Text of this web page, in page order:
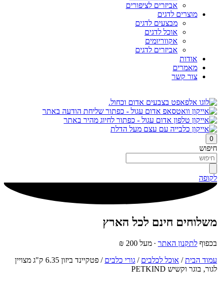
אביזרים לציפורים
מוצרים לדגים
מבצעים לדגים
אוכל לדגים
אקווריומים
אביזרים לדגים
אודות
מאמרים
צור קשר
0
חיפוש
לקופה
משלוחים חינם לכל הארץ
בכפוף לתקנון האתר ∙ מעל 200 ₪
עמוד הבית/ אוכל לכלבים / גורי כלבים
/ פטקיינד ביזון 6.35 ק"ג מצויין
לגור, בוגר וקשיש PETKIND